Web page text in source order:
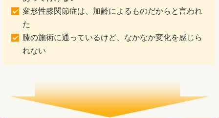
変形性膝関節症は、加齢によるものだからと言われ
た
膝の施術に通っているけど、なかなか変化を感じら
れない